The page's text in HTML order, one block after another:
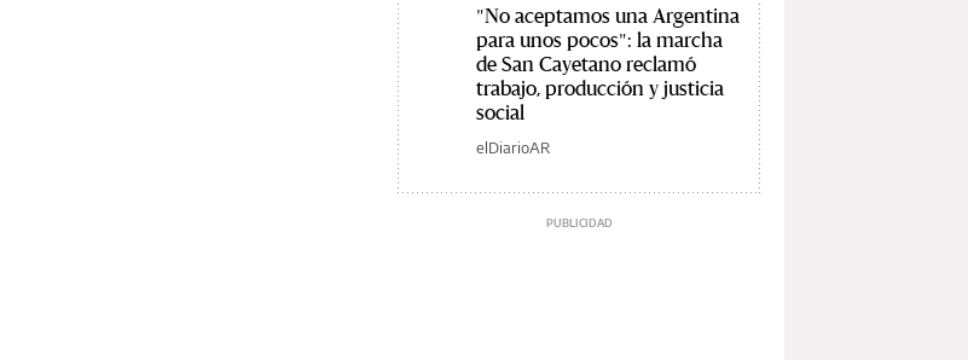
"No aceptamos una Argentina
para unos pocos": la marcha
de San Cayetano reclamó
trabajo, producción y justicia
social
elDiarioAR